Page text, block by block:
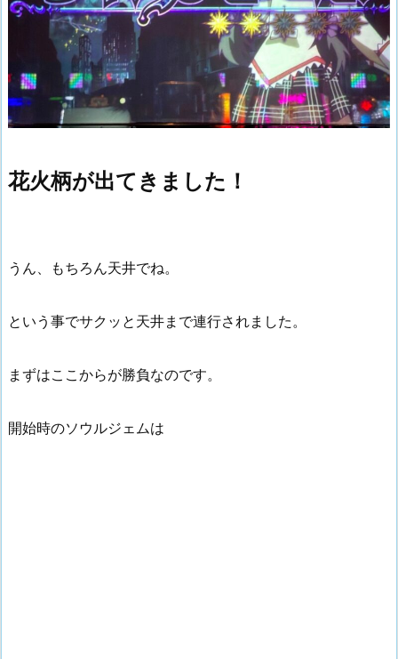
花火柄が出てきました！
うん、もちろん天井でね。
という事でサクッと天井まで連行されました。
まずはここからが勝負なのです。
開始時のソウルジェムは